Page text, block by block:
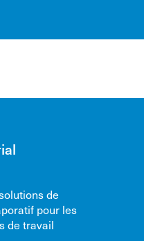
de
pour les
de travail